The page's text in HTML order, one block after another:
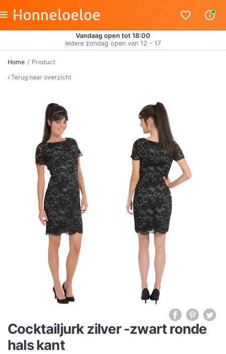
Vandaag open tot 18:00
Iedere zondag open van 12 - 17
Home
Product
Terug naar overzicht
Cocktailjurk zilver -zwart ronde
hals kant